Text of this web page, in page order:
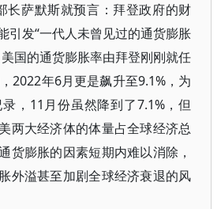
长萨默斯就预言：拜登政府的财
引发“一代人未曾见过的通货膨胀
国的通货膨胀率由拜登刚刚就任
2022年6月更是飙升至9.1%，为
，11月份虽然降到了7.1%，但
两大经济体的体量占全球经济总
货膨胀的因素短期内难以消除，
外溢甚至加剧全球经济衰退的风